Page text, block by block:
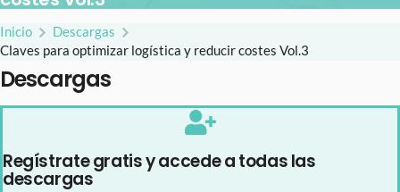
Inicio
Descargas
Claves para optimizar logística y reducir costes Vol.3
Descargas
Regístrate gratis y accede a todas las
descargas